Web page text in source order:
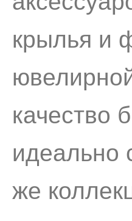
крылья и
качество
идеально
же